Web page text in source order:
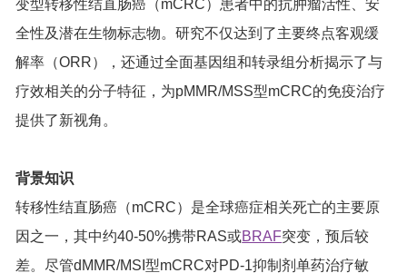
变型转移性结直肠癌（mCRC）患者中的抗肿瘤活性、安
全性及潜在生物标志物。研究不仅达到了主要终点客观缓
解率（ORR），还通过全面基因组和转录组分析揭示了与
疗效相关的分子特征，为pMMR/MSS型mCRC的免疫治疗
提供了新视角。
背景知识
转移性结直肠癌（mCRC）是全球癌症相关死亡的主要原
因之一，其中约40-50%携带RAS或BRAF突变，预后较
差。尽管dMMR/MSI型mCRC对PD-1抑制剂单药治疗敏